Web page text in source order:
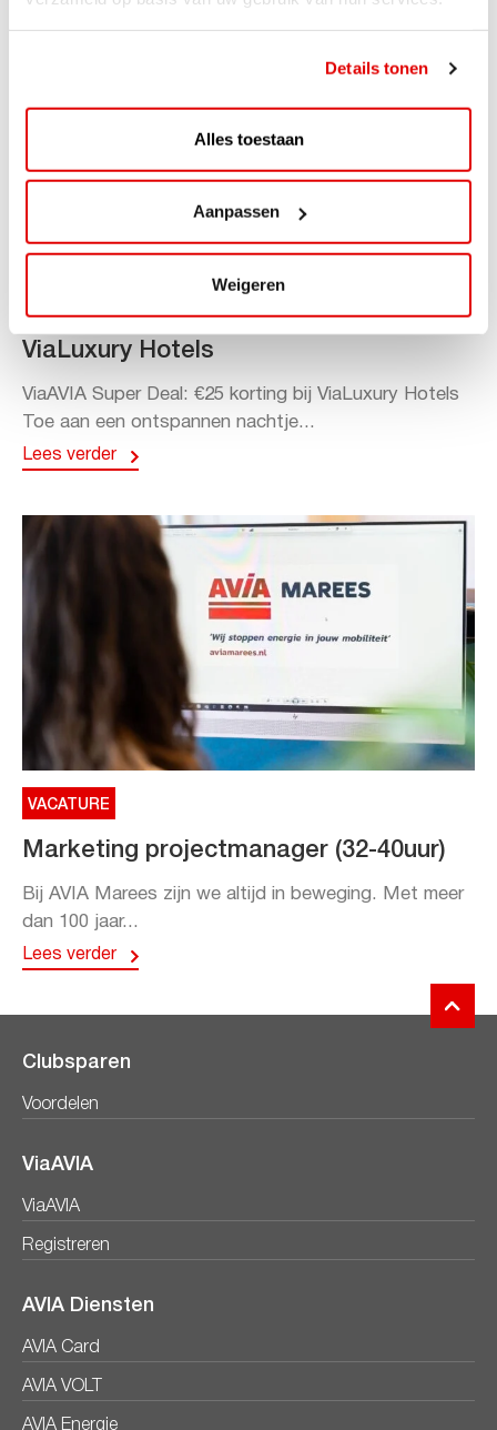
Details tonen
Alles toestaan
Aanpassen
Weigeren
ViaAVIA Super Deal: 20% korting bij
ViaLuxury Hotels
ViaAVIA Super Deal: €25 korting bij ViaLuxury Hotels
Toe aan een ontspannen nachtje...
Lees verder
VACATURE
Marketing projectmanager (32-40uur)
Bij AVIA Marees zijn we altijd in beweging. Met meer
dan 100 jaar...
Lees verder
Clubsparen
Voordelen
ViaAVIA
ViaAVIA
Registreren
AVIA Diensten
AVIA Card
AVIA VOLT
AVIA Energie